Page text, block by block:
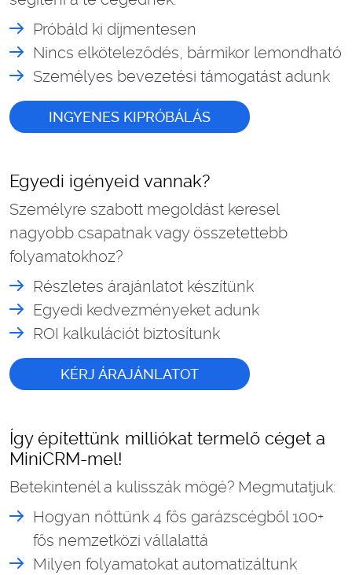
Próbáld ki díjmentesen
Nincs elköteleződés, bármikor lemondható
Személyes bevezetési támogatást adunk
INGYENES KIPRÓBÁLÁS
Egyedi igényeid vannak?
Személyre szabott megoldást keresel
nagyobb csapatnak vagy összetettebb
folyamatokhoz?
Részletes árajánlatot készítünk
Egyedi kedvezményeket adunk
ROI kalkulációt biztosítunk
KÉRJ ÁRAJÁNLATOT
Így építettünk milliókat termelő céget a
MiniCRM-mel!
Betekintenél a kulisszák mögé? Megmutatjuk:
Hogyan nőttünk 4 fős garázscégből 100+
fős nemzetközi vállalattá
Milyen folyamatokat automatizáltunk